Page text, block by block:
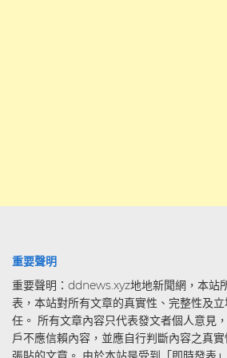
重要聲明
重要聲明：ddnews.xyz地地新聞網，本站
表，本站對所有文章的真實性、完整性及
任。 所有文章內容只代表發文者個人意見
戶不應信賴內容，並應自行判斷內容之真